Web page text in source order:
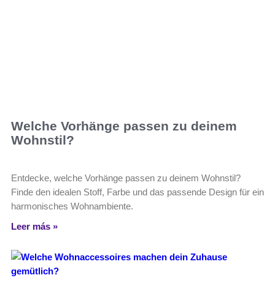
Welche Vorhänge passen zu deinem
Wohnstil?
Entdecke, welche Vorhänge passen zu deinem Wohnstil?
Finde den idealen Stoff, Farbe und das passende Design für ein
harmonisches Wohnambiente.
Leer más »